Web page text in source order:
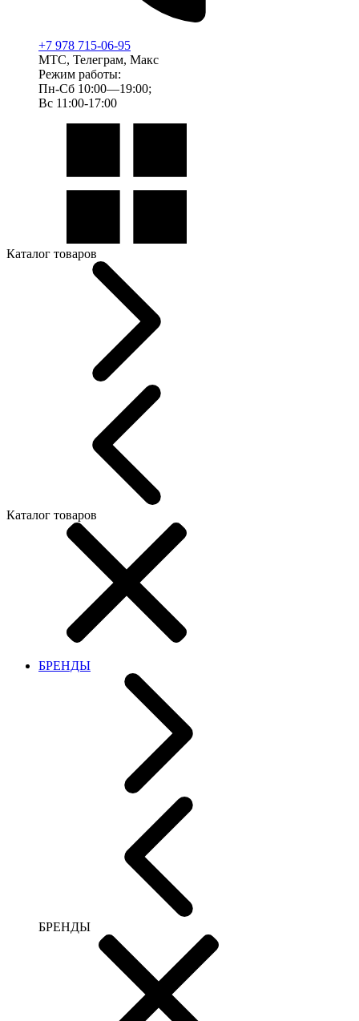
+7 978 715-06-95
МТС, Телеграм, Макс
Режим работы:
Пн-Сб 10:00—19:00;
Вс 11:00-17:00
Каталог товаров
Каталог товаров
БРЕНДЫ
БРЕНДЫ